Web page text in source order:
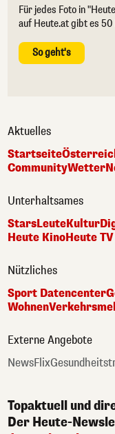
Für jedes Foto in
auf Heute.at gibt es 50
So geht's
Aktuelles
Startseite
CommunityWetter
Unterhaltsames
StarsLeuteKultur
Heute KinoHeute TV
Nützliches
Sport Datencenter
Wohnen
Externe Angebote
NewsFlix
Topaktuell und
Der Heute-